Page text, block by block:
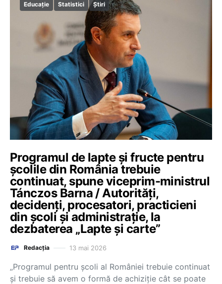
Educație Statistici Știri
Programul de lapte și fructe pentru
școlile din România trebuie
continuat, spune viceprim-ministrul
Tánczos Barna / Autorități,
decidenți, procesatori, practicieni
din școli și administrație, la
dezbaterea „Lapte și carte”
Redacția 13 mai 2026
„Programul pentru școli al României trebuie continuat
și trebuie să avem o formă de achiziție cât se poate